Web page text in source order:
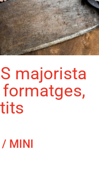
majorista
/ MINI